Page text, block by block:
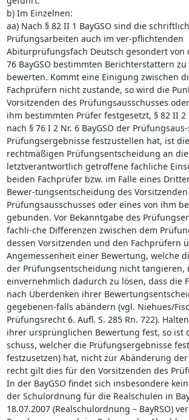
b) Im Einzelnen:
aa) Nach § 82 II 1 BayGSO sind die
Prüfungsarbeiten auch im ver-pflichtenden
Abiturprüfungsfach Deutsch gesondert von
76 BayGSO bestimmten Berichterstattern
bewerten. Kommt eine Einigung zwischen
Fachprüfern nicht zustande, so wird die
Vorsitzenden des Prüfungsausschusses
ihm bestimmten Prüfer festgesetzt, § 82 II 2
nach § 76 I 2 Nr. 6 BayGSO der
Prüfungsergebnisse festzustellen hat, ist
rechtmäßigen Prüfungsentscheidung an
letztverantwortlich getroffene fachliche
beiden Fachprüfer bzw. im Falle eines
Bewer-tungsentscheidung des Vorsitzenden
Prüfungsausschusses oder eines von ihm
gebunden. Vor Bekanntgabe des
fachli-che Differenzen zwischen dem
dessen Vorsitzenden und den Fachprüfern
Angemessenheit einer Bewertung, welche
der Prüfungsentscheidung nicht tangieren,
einvernehmlich dadurch zu lösen, dass die
nach Überdenken ihrer
gegebenen-falls abändern (vgl. Niehues/
Prüfungsrecht 6. Aufl. S. 285 Rn. 722).
ihrer ursprünglichen Bewertung fest, so ist
schuss, welcher die Prüfungsergebnisse
festzusetzen) hat, nicht zur Abänderung
recht gilt dies für den Vorsitzenden des
In der BayGSO findet sich insbesondere
der Schulordnung für die Realschulen in
18.07.2007 (Realschulordnung – BayRSO)